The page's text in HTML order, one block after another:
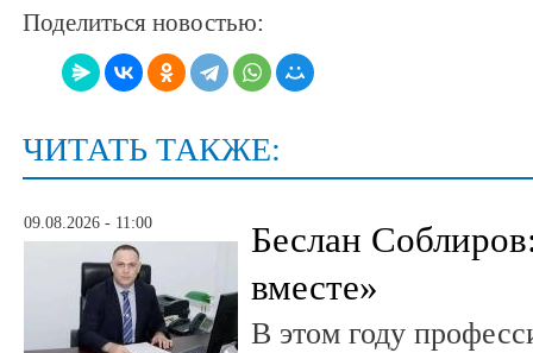
Поделиться новостью:
ЧИТАТЬ ТАКЖЕ:
09.08.2026 - 11:00
Беслан
вместе»
В этом году